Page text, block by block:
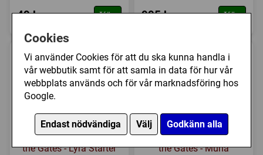
Cookies
Vi använder Cookies för att du ska kunna handla i
vår webbutik samt för att samla in data för hur vår
webbplats används och för vår marknadsföring hos
Google.
Endast nödvändiga Välj Godkänn alla
49 kr Köp 995 kr(1499 kr) Köp
Altered (TCG): Beyond
the Gates - Lyra Starter
Altered (TCG): Beyond
the Gates - Muna